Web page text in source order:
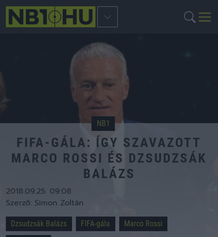
NB1
FIFA-GÁLA: ÍGY SZAVAZOTT
MARCO ROSSI ÉS DZSUDZSÁK
BALÁZS
2018.09.25. 09:08
Szerző: Simon Zoltán
Dzsudzsák Balázs FIFA-gála
Marco Rossi